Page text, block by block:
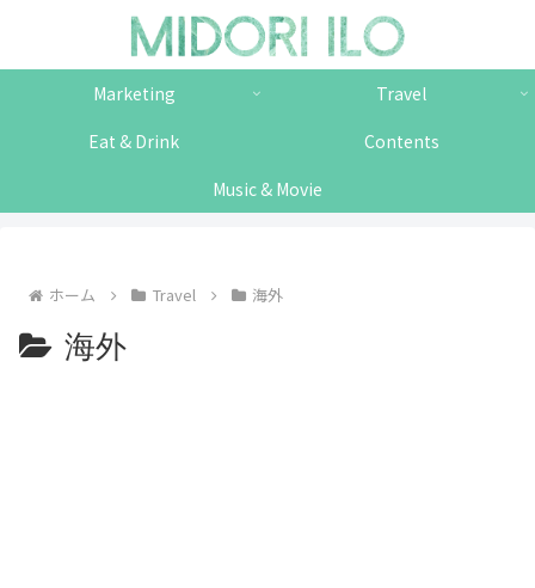
Marketing
Travel
Eat & Drink
Contents
Music & Movie
ホーム Travel 海外
海外